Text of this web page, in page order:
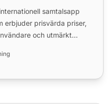
samtalsapp
erbjuder prisvärda priser,
och utmärkt